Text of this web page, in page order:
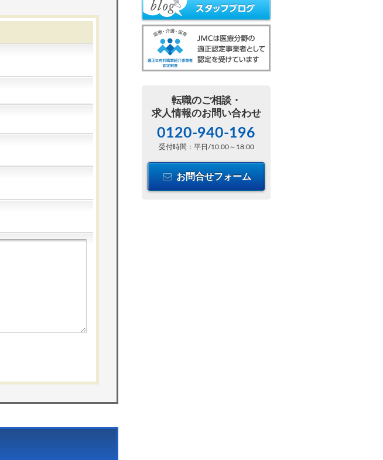
転職のご相談・
求人情報のお問い合わせ
0120-940-196
受付時間：平日/10:00～18:00
お問合せフォーム